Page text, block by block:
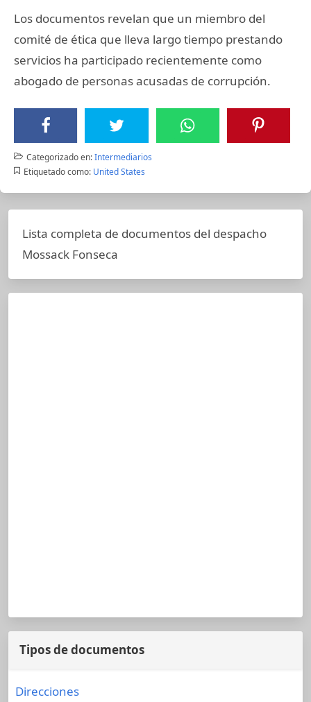
Los documentos revelan que un miembro del
comité de ética que lleva largo tiempo prestando
servicios ha participado recientemente como
abogado de personas acusadas de corrupción.
Categorizado en:Intermediarios
Etiquetado como: United States
Lista completa de documentos del despacho
Mossack Fonseca
Tipos de documentos
Direcciones